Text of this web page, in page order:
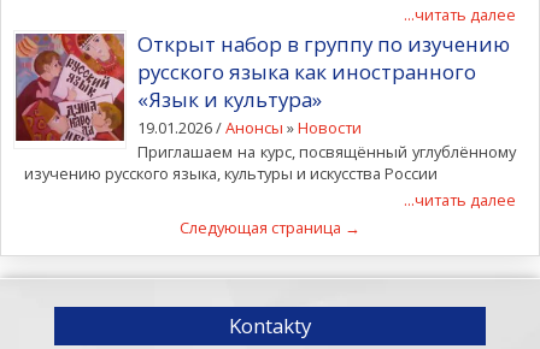
...читать далее
Открыт набор в группу по изучению
русского языка как иностранного
«Язык и культура»
19.01.2026 /Анонсы »Новости
Приглашаем на курс, посвящённый углублённому
изучению русского языка, культуры и искусства России
...читать далее
Следующая страница →
Kontakty